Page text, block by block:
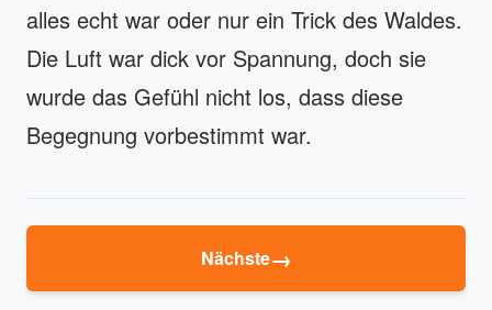
alles echt war oder nur ein Trick des Waldes.
Die Luft war dick vor Spannung, doch sie
wurde das Gefühl nicht los, dass diese
Begegnung vorbestimmt war.
Nächste→